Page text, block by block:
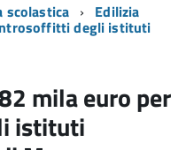
scolastica Edilizia
degli istituti
mila euro per
istituti